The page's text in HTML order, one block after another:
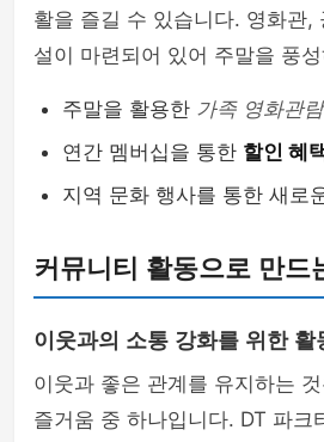
활을 즐길 수 있습니다. 영화관,
설이 마련되어 있어 주말을 풍
주말을 활용한 가족 영화관람
연간 멤버십을 통한 할인 혜
지역 문화 행사를 통한 새로
커뮤니티 활동으로 만드
이웃과의 소통 강화를 위한 활
이웃과 좋은 관계를 유지하는
즐거움 중 하나입니다. DT 파크